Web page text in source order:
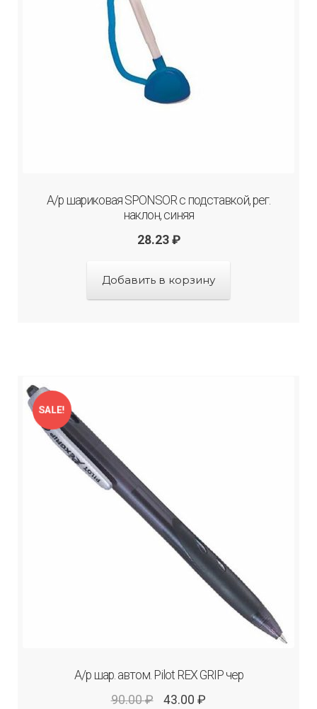
А/р шариковая SPONSOR c подставкой, рег.
наклон, синяя
28.23 ₽
Добавить в корзину
А/р шар. автом. Рilot REX GRIP чер
SALE!
90.00₽ 43.00₽